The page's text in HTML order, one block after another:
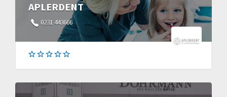
APLERDENT
0231 443666